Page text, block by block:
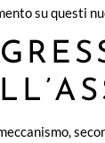
su questi